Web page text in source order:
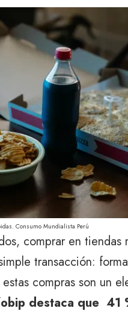
Consumo Mundialista Perú
comprar en
transacción:
estas compras son un
destaca que 41